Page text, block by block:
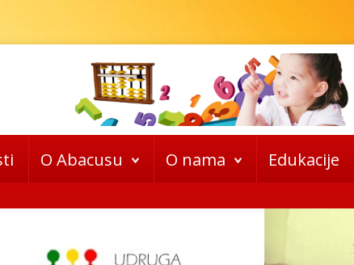
O Abacusu O nama Edukacije